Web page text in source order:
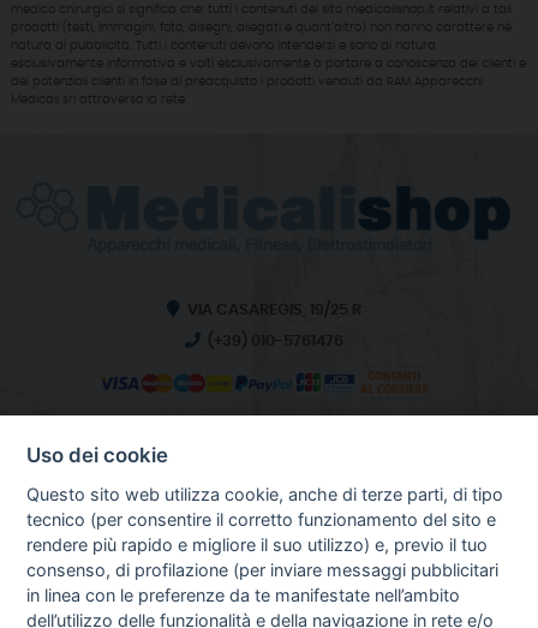
medico chirurgici si significa che: tutti i contenuti del sito medicalishop.it relativi a tali
prodotti (testi, immagini, foto, disegni, allegati e quant’altro) non hanno carattere né
natura di pubblicità. Tutti i contenuti devono intendersi e sono di natura
esclusivamente informativa e volti esclusivamente a portare a conoscenza dei clienti e
dei potenziali clienti in fase di preacquisto i prodotti venduti da RAM Apparecchi
Medicali srl attraverso la rete.
VIA CASAREGIS, 19/25 R
(+39) 010-5761476
HOME
CHI SIAMO
NOTIZIE
CONTATTI
Uso dei cookie
Questo sito web utilizza cookie, anche di terze parti, di tipo
tecnico (per consentire il corretto funzionamento del sito e
rendere più rapido e migliore il suo utilizzo) e, previo il tuo
consenso, di profilazione (per inviare messaggi pubblicitari
in linea con le preferenze da te manifestate nell’ambito
dell’utilizzo delle funzionalità e della navigazione in rete e/o